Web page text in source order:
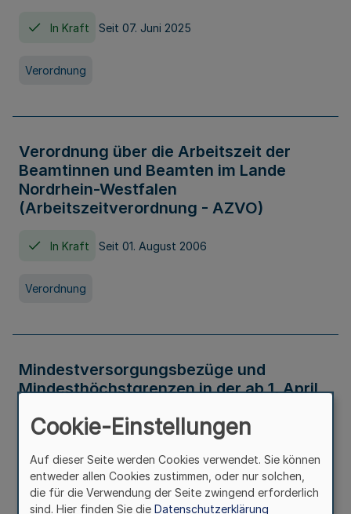
In Kraft Seit 07. Juni 2025
Verordnung
Verordnung über die Arbeitszeit der
Beamtinnen und Beamten im Lande
Nordrhein-Westfalen
(Arbeitszeitverordnung - AZVO)
In Kraft Seit 01. August 2006
Verordnung
Mindestversorgungsbezüge und
Mindesthöchstgrenzen in der ab 1. April
Verwaltungsvorschrift
Cookie-Einstellungen
Auf dieser Seite werden Cookies verwendet. Sie können
entweder allen Cookies zustimmen, oder nur solchen,
die für die Verwendung der Seite zwingend erforderlich
sind. Hier finden Sie die Datenschutzerklärung